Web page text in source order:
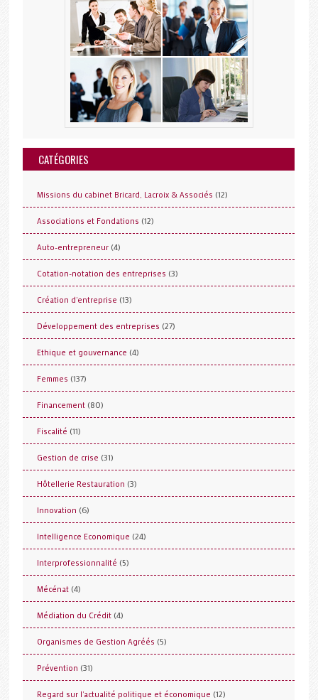
CATÉGORIES
Missions du cabinet Bricard, Lacroix & Associés (12)
Associations et Fondations (12)
Auto-entrepreneur (4)
Cotation-notation des entreprises (3)
Création d'entreprise (13)
Développement des entreprises (27)
Ethique et gouvernance (4)
Femmes (137)
Financement (80)
Fiscalité (11)
Gestion de crise (31)
Hôtellerie Restauration (3)
Innovation (6)
Intelligence Economique (24)
Interprofessionnalité (5)
Mécénat (4)
Médiation du Crédit (4)
Organismes de Gestion Agréés (5)
Prévention (31)
Regard sur l'actualité politique et économique (12)